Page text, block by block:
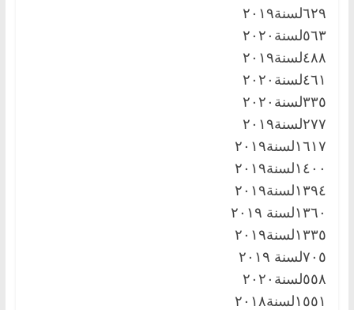
٦٢٩لسنة٢٠١٩
٥٦٣لسنة٢٠٢٠
٤٨٨لسنة٢٠١٩
٤٦١لسنة٢٠٢٠
٣٣٥لسنة٢٠٢٠
٢٧٧لسنة٢٠١٩
١٦١٧لسنة٢٠١٩
١٤٠٠لسنة٢٠١٩
١٣٩٤لسنة٢٠١٩
١٣٦٠لسنة ٢٠١٩
١٣٣٥لسنة٢٠١٩
٧٠٥لسنة ٢٠١٩
٥٥٨لسنة٢٠٢٠
١٥٥١لسنة٢٠١٨